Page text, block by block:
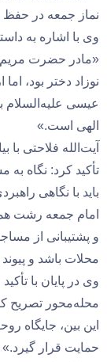
نماز جمعه در حفظ
وی با اشاره به
«مادر حضرت
نوزاد دختر بود،
عیسی علیه‌السلام
الهی است.»
آیت‌الله فلاحتی
تأکید کرد: نگاه به
باید با نگاهی
امام جمعه رشت
و پشتیبانی از
محلات باشد و
وی در پایان با
محله‌محور تصریح
این بین، جایگاه
حمایت قرار گیرد.»